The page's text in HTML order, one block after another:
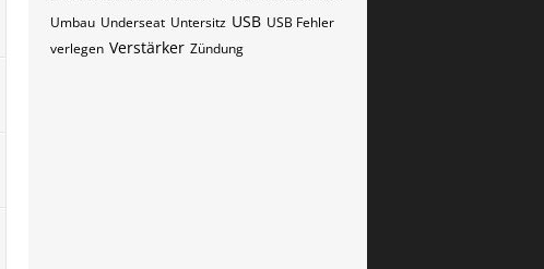
Umbau Underseat Untersitz USB USB Fehler
verlegen Verstärker Zündung